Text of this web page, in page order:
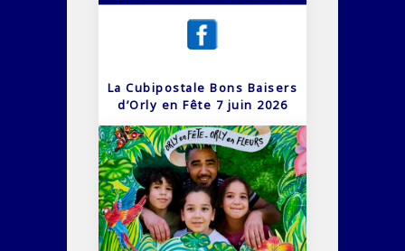
La Cubipostale Bons Baisers
d’Orly en Fête 7 juin 2026